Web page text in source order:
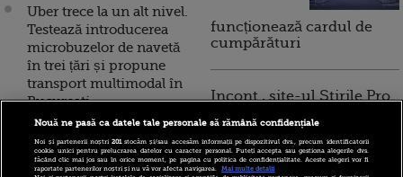
Uber trece la un alt nivel.
Testează introducerea
microbuzelor de navetă
în trei țări și propune
transport multimodal în
București
de milion de dolari la
București, în cel mai
funcționează cardul de
cumpărături
Incont , site-ul Știrile Pro
economice și educație
financiară, a devenit iBani
Nouă ne pasă ca datele tale personale să rămână confidențiale
Noi și partenerii noștri201stocăm și/sau accesăm informații pe dispozitivul dvs., precum identificatorii
cookie unici pentru prelucrarea datelor cu caracter personal. Puteți accepta sau gestiona alegerile dvs.
făcând clic mai jos sau în orice moment, pe pagina cu politica de confidențialitate. Aceste alegeri vor fi
raportate partenerilor noștri și nu vă vor afecta navigarea.
Mai multe detalii